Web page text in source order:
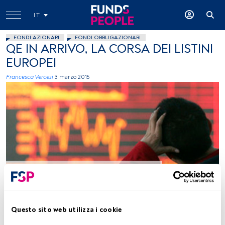
Questo sito web utilizza i cookie
IT
FONDI AZIONARI FONDI OBBLIGAZIONARI
QE IN ARRIVO, LA CORSA DEI LISTINI
EUROPEI
Francesca Vercesi 3 marzo 2015
Tempo di lettura:3 min.